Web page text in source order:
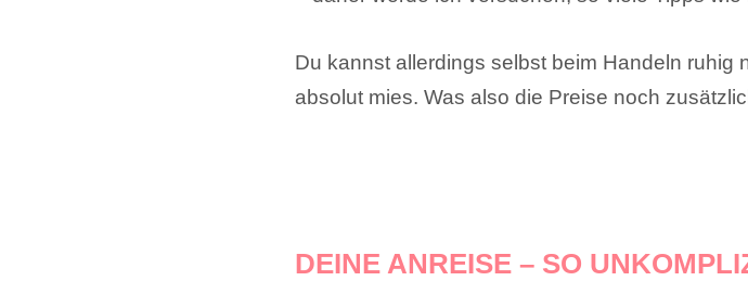
Du kannst allerdings selbst beim Handeln
absolut mies. Was also die Preise noch
DEINE ANREISE – SO